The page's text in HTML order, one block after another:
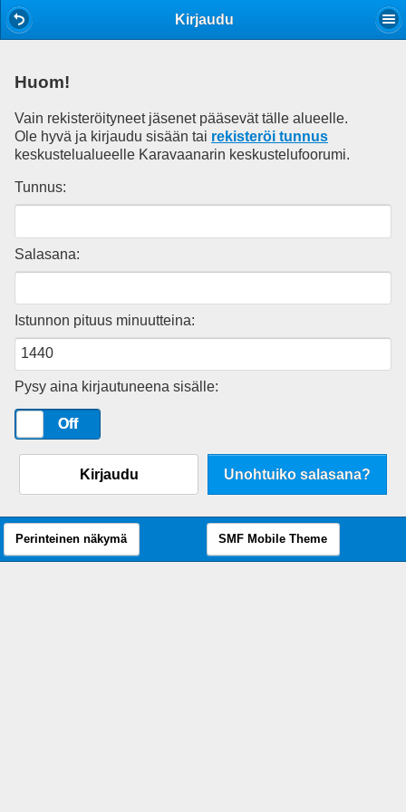
Kirjaudu
Huom!
Vain rekisteröityneet jäsenet pääsevät tälle alueelle.
Ole hyvä ja kirjaudu sisään tai rekisteröi tunnus
keskustelualueelle Karavaanarin keskustelufoorumi.
Tunnus:
Salasana:
Istunnon pituus minuutteina:
Pysy aina kirjautuneena sisälle:
Off
Kirjaudu Unohtuiko salasana?
Perinteinen näkymä SMF Mobile Theme